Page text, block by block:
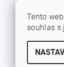
Tento
souhlas s